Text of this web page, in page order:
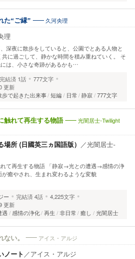
た“ご縁” 久河央理
理
深夜に散歩をしていると、公園でとある人物と
に過ごして、静かな時間を積み重ねていく。 そ
は、小さな奇跡があるかも…
完結済 1話
777文字
更新
歩で起きた出来事 短編 日常 静寂 777文字
触れて再生する物語
光闇居士-Twilight
所 (日國英三ヵ国語版） ／光闇居士-
て再生する物語 「静寂→光との遭遇→感情の浄
癒やされ、生まれ変わるような変貌
ー 完結済4話
4,225文字
更新
遇 感情の浄化 再生 非日常 癒し 光闇居士
い。 アイス・アルジ
ノート ／アイス・アルジ